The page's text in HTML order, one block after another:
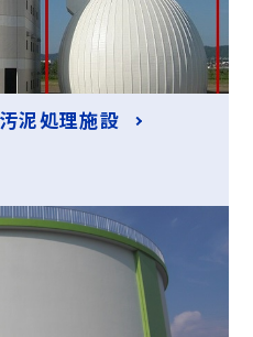
泥処理施設